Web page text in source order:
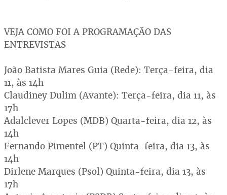
VEJA COMO FOI A PROGRAMAÇÃO DAS
ENTREVISTAS
João Batista Mares Guia (Rede): Terça-feira, dia
11, às 14h
Claudiney Dulim (Avante): Terça-feira, dia 11, às
17h
Adalclever Lopes (MDB) Quarta-feira, dia 12, às
14h
Fernando Pimentel (PT) Quinta-feira, dia 13, às
14h
Dirlene Marques (Psol) Quinta-feira, dia 13, às
17h